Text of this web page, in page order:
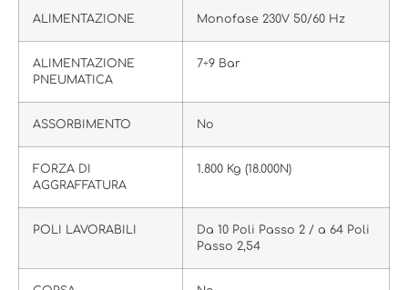
ALIMENTAZIONE Monofase 230V 50/60 Hz
ALIMENTAZIONE
PNEUMATICA
7÷9 Bar
ASSORBIMENTO No
FORZA DI
AGGRAFFATURA
1.800 Kg (18.000N)
POLI LAVORABILI
Da 10 Poli Passo 2 / a 64 Poli
Passo 2,54